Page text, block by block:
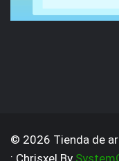
© 2026 Tienda de
: Chrisxel By